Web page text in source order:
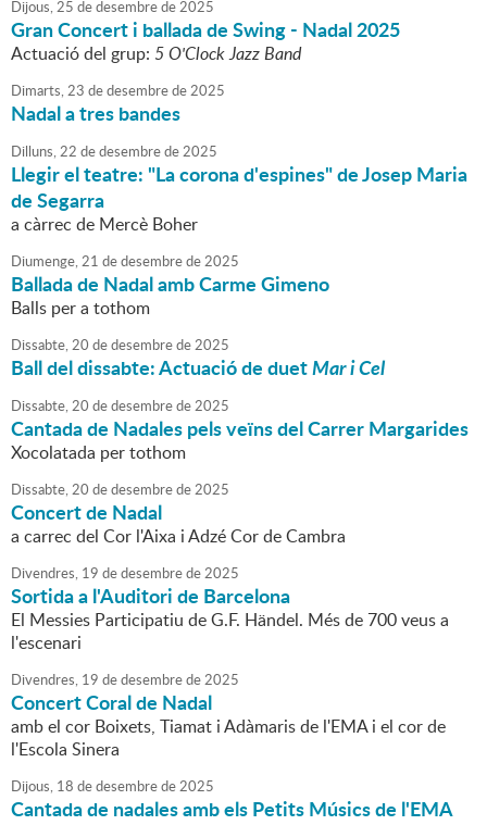
Dijous,25 dedesembrede2025
Gran Concert i ballada de Swing - Nadal 2025
Actuació del grup: 5 O'Clock Jazz Band
Dimarts,23 dedesembrede2025
Nadal a tres bandes
Dilluns,22 dedesembrede2025
Llegir el teatre: "La corona d'espines" de Josep Maria
de Segarra
a càrrec de Mercè Boher
Diumenge,21 dedesembrede2025
Ballada de Nadal amb Carme Gimeno
Balls per a tothom
Dissabte,20 dedesembrede2025
Ball del dissabte: Actuació de duetMar i Cel
Dissabte,20 dedesembrede2025
Cantada de Nadales pels veïns del Carrer Margarides
Xocolatada per tothom
Dissabte,20 dedesembrede2025
Concert de Nadal
a carrec del Cor l'Aixa i Adzé Cor de Cambra
Divendres, 19 dedesembrede2025
Sortida a l'Auditori de Barcelona
El Messies Participatiu de G.F. Händel. Més de 700 veus a
l'escenari
Divendres, 19 dedesembrede2025
Concert Coral de Nadal
amb el cor Boixets, Tiamat i Adàmaris de l'EMA i el cor de
l'Escola Sinera
Dijous, 18 dedesembrede2025
Cantada de nadales amb els Petits Músics de l'EMA